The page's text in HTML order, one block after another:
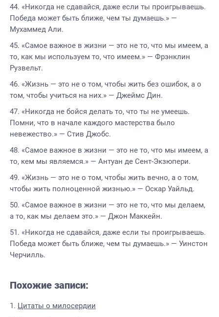
«Никогда не сдавайся, даже если ты проигрываешь.
Победа может быть ближе, чем ты думаешь.» —
Мухаммед Али.
«Самое важное в жизни — это не то, что мы имеем, а
то, как мы используем то, что имеем.» — Фрэнклин
Рузвельт.
«Жизнь — это не о том, чтобы жить без ошибок, а о
том, чтобы учиться на них.» — Джеймс Дин.
«Никогда не бойся делать то, что ты не умеешь.
Помни, что в начале каждого мастерства было
невежество.» — Стив Джобс.
«Самое важное в жизни — это не то, что мы имеем, а
то, кем мы являемся.» — Антуан де Сент-Экзюпери.
«Жизнь — это не о том, чтобы жить вечно, а о том,
чтобы жить полноценной жизнью.» — Оскар Уайльд.
«Самое важное в жизни — это не то, что мы делаем,
а то, как мы делаем это.» — Джон Маккейн.
«Никогда не сдавайся, даже если ты проигрываешь.
Победа может быть ближе, чем ты думаешь.» — Уинстон
Черчилль.
Похожие записи:
Цитаты о милосердии